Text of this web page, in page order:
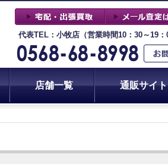
代表TEL：小牧店（営業時間10：30～19：
店舗一覧 通販サイト